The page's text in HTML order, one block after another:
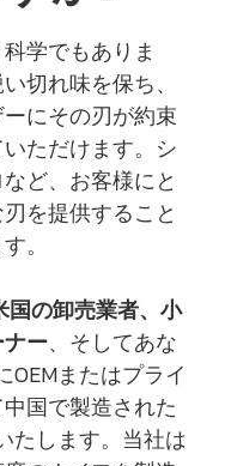
学でもありま
切れ味を保ち、
にその刃が約束
ただけます。シ
ど、お客様にと
を提供すること
。
国の卸売業者、小
ー、そしてあな
OEMまたはプライ
国で製造された
たします。当社は